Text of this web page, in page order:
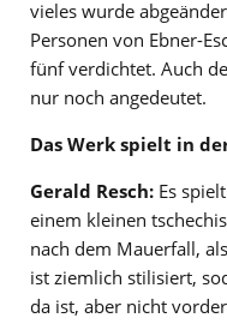
vieles wurde
Personen von Ebner-
fünf verdichtet. Auch
nur noch angedeutet.
Das Werk spielt in
Gerald Resch: Es
einem kleinen
nach dem Mauerfall,
ist ziemlich stilisiert,
da ist, aber nicht